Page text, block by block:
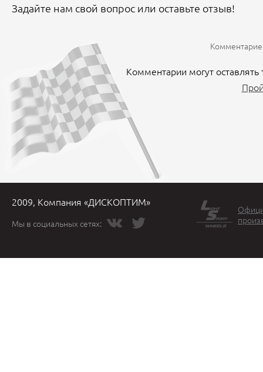
Задайте нам свой вопрос или оставьте отзыв!
Комментарии могут
2009, Компания «ДИСКОПТИМ»
Мы в социальных сетях: